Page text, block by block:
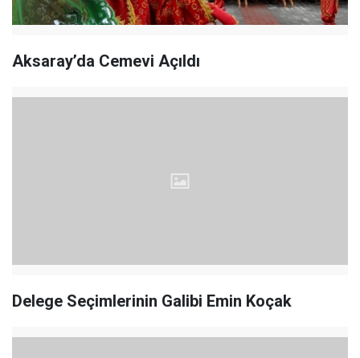
Aksaray’da Cemevi Açıldı
Delege Seçimlerinin Galibi Emin Koçak